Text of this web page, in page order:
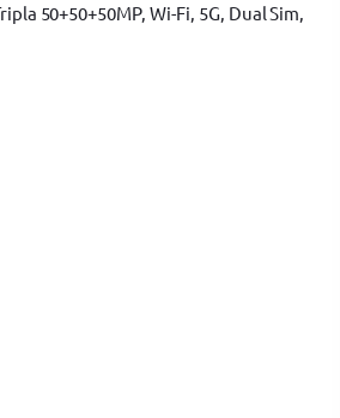
50+50+50MP, Wi-Fi, 5G, Dual Sim,